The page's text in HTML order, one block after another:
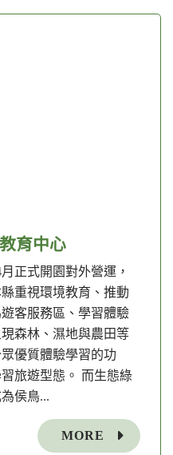
育中心
正式開園對外營運，
重視環境教育、推動
客服務區、學習體驗
森林、濕地與農田等
優質體驗學習的功
旅遊型態。 而生態綠
侯鳥...
MORE